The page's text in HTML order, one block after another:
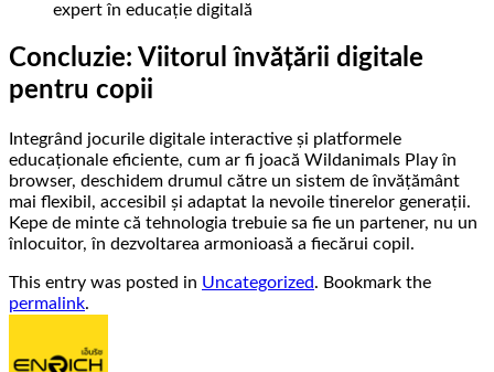
expert în educație digitală
Concluzie: Viitorul învățării digitale
pentru copii
Integrând jocurile digitale interactive și platformele
educaționale eficiente, cum ar fi joacă Wildanimals Play în
browser, deschidem drumul către un sistem de învățământ
mai flexibil, accesibil și adaptat la nevoile tinerelor generații.
Kepe de minte că tehnologia trebuie sa fie un partener, nu un
înlocuitor, în dezvoltarea armonioasă a fiecărui copil.
This entry was posted in Uncategorized. Bookmark the
permalink.